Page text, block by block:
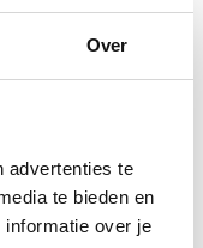
Over
advertenties te
te bieden en
over je